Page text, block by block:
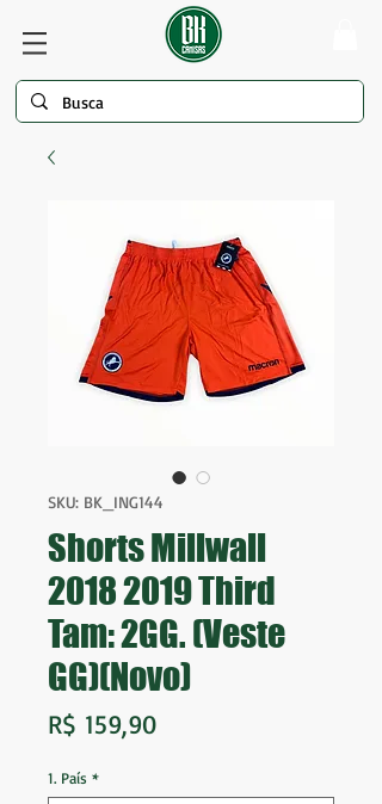
SKU: BK_ING144
Shorts Millwall
2018 2019 Third
Tam: 2GG. (Veste
GG)(Novo)
R$ 159,90Preço
1. País *